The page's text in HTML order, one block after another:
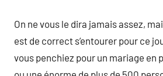
On ne vous le dira jamais assez,
est de correct s’entourer pour ce
vous penchiez pour un mariage en